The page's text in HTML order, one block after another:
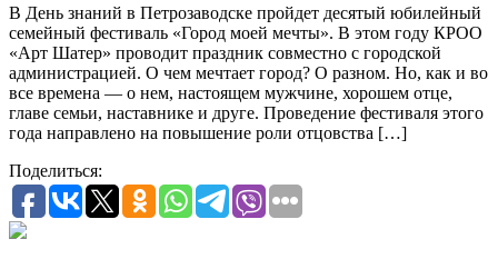
В День знаний в Петрозаводске пройдет десятый юбилейный
семейный фестиваль «Город моей мечты». В этом году КРОО
«Арт Шатер» проводит праздник совместно с городской
администрацией. О чем мечтает город? О разном. Но, как и во
все времена — о нем, настоящем мужчине, хорошем отце,
главе семьи, наставнике и друге. Проведение фестиваля этого
года направлено на повышение роли отцовства […]
Поделиться: